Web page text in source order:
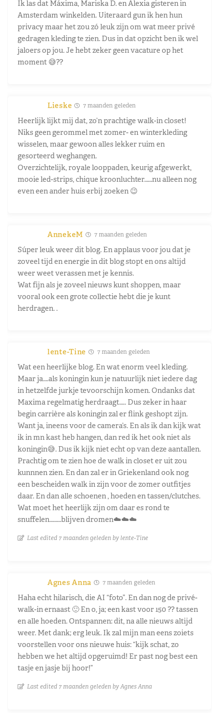
Ik las dat Máxima, Mariska D. en Alexia gisteren in
Amsterdam winkelden. Uiteraard gun ik hen hun
privacy maar het zou zó leuk zijn om wat meer privé
gedragen kleding te zien. Dus in dat opzicht ben ik wel
jaloers op jou. Je hebt zeker geen vacature op het
moment 😅??
Lieske 7 maanden geleden
Heerlijk lijkt mij dat, zo’n prachtige walk-in closet!
Niks geen gerommel met zomer- en winterkleding
wisselen, maar gewoon alles lekker ruim en
gesorteerd weghangen.
Overzichtelijk, royale looppaden, keurig afgewerkt,
mooie led-strips, chique kroonluchter……nu alleen nog
even een ander huis erbij zoeken 😉
AnnekeM 7 maanden geleden
Súper leuk weer dit blog. En applaus voor jou dat je
zoveel tijd en energie in dit blog stopt en ons altijd
weer weet verassen met je kennis.
Wat fijn als je zoveel nieuws kunt shoppen, maar
vooral ook een grote collectie hebt die je kunt
herdragen. .
lente-Tine 7 maanden geleden
Wat een heerlijke blog. En wat enorm veel kleding.
Maar ja….als koningin kun je natuurlijk niet iedere dag
in hetzelfde jurkje tevoorschijn komen. Ondanks dat
Maxima regelmatig herdraagt….. Dus zeker in haar
begin carrière als koningin zal er flink geshopt zijn.
Want ja, ineens voor de camera’s. En als ik dan kijk wat
ik in mn kast heb hangen, dan red ik het ook niet als
koningin😅. Dus ik kijk niet echt op van deze aantallen.
Prachtig om te zien hoe de walk in closet er uit zou
kunnnen zien. En dan zal er in Griekenland ook nog
een bescheiden walk in zijn voor de zomer outfitjes
daar. En dan alle schoenen , hoeden en tassen/clutches.
Wat moet het heerlijk zijn om daar es rond te
snuffelen………blijven dromen☁️☁️☁️
Last edited 7 maanden geleden by lente-Tine
Agnes Anna 7 maanden geleden
Haha echt hilarisch, die AI “foto”. En dan nog de privé-
walk-in ernaast 🙂 En o, ja; een kast voor 150 ?? tassen
en alle hoeden. Ontspannen: dit, na alle nieuws altijd
weer. Met dank; erg leuk. Ik zal mijn man eens zoiets
voorstellen voor ons nieuwe huis: “kijk schat, zo
hebben we het altijd opgeruimd! Er past nog best een
tasje en jasje bij hoor!”
Last edited 7 maanden geleden by Agnes Anna